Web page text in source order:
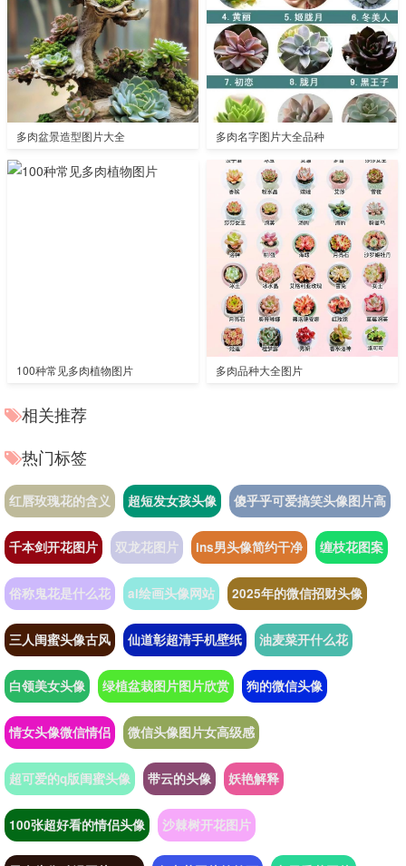
多肉盆景造型图片大全 多肉名字图片大全品种
100种常见多肉植物图片 多肉品种大全图片
相关推荐
热门标签
红唇玫瑰花的含义 超短发女孩头像 傻乎乎可爱搞笑头像图片高
千本剑开花图片 双龙花图片 ins男头像简约干净 缠枝花图案
俗称鬼花是什么花 ai绘画头像网站 2025年的微信招财头像
三人闺蜜头像古风 仙道彰超清手机壁纸 油麦菜开什么花
白领美女头像 绿植盆栽图片图片欣赏 狗的微信头像
情女头像微信情侣 微信头像图片女高级感
超可爱的q版闺蜜头像 带云的头像 妖艳解释
100张超好看的情侣头像 沙棘树开花图片